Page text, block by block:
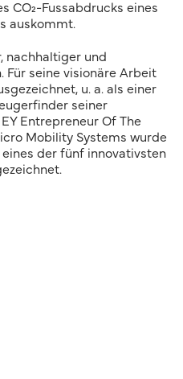
CO₂-Fussabdrucks eines
auskommt.
nachhaltiger und
Für seine visionäre Arbeit
u. a. als einer
seiner
Entrepreneur Of The
Mobility Systems wurde
der fünf innovativsten